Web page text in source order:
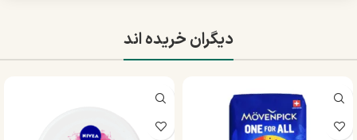
دیگران خریده اند